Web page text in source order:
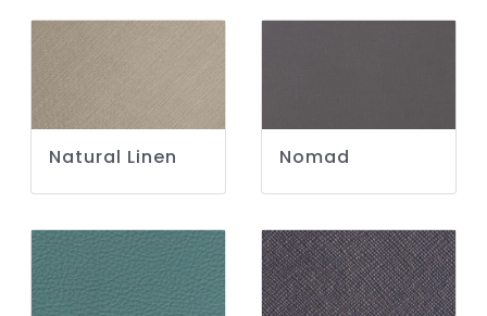
Natural Linen Nomad